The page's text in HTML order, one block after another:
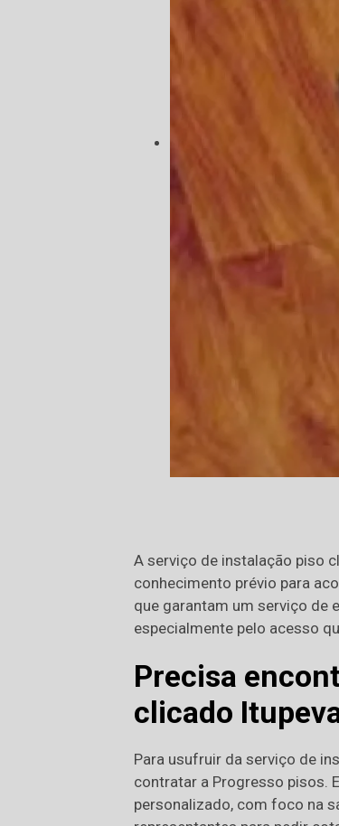
A serviço de instalação piso
conhecimento prévio para
que garantam um serviço de
especialmente pelo acesso
Precisa
clicado
Para usufruir da serviço de
contratar a Progresso pisos.
personalizado, com foco na